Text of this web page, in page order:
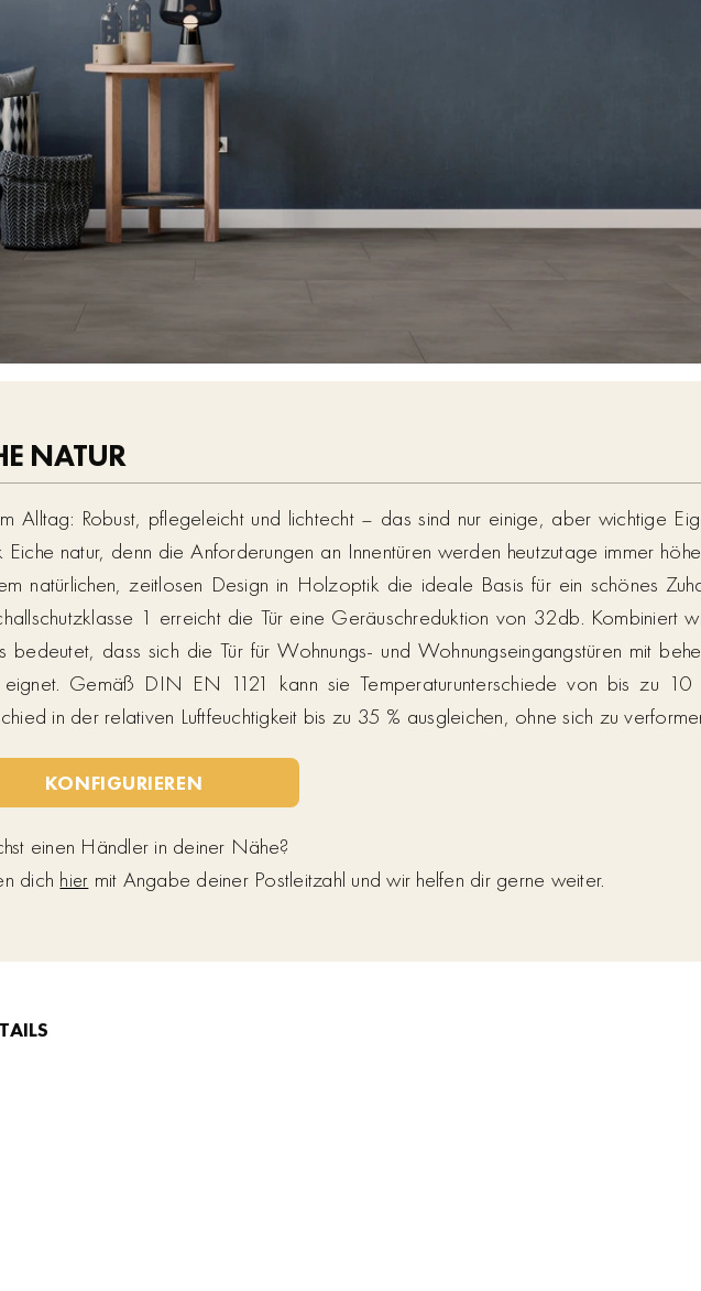
NATUR
Alltag: Robust, pflegeleicht und lichtecht – das sind nur einige, aber wichtige
Eiche natur, denn die Anforderungen an Innentüren werden heutzutage immer
natürlichen, zeitlosen Design in Holzoptik die ideale Basis für ein schönes
1 erreicht die Tür eine Geräuschreduktion von 32db. Kombiniert
bedeutet, dass sich die Tür für Wohnungs- und Wohnungseingangstüren mit
eignet. Gemäß DIN EN 1121 kann sie Temperaturunterschiede von bis zu
in der relativen Luftfeuchtigkeit bis zu 35 % ausgleichen, ohne sich zu
KONFIGURIEREN
einen Händler in deiner Nähe?
dich hier mit Angabe deiner Postleitzahl und wir helfen dir gerne weiter.